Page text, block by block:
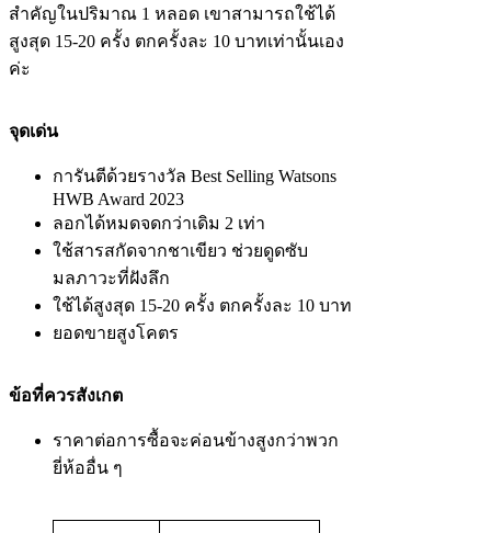
สำคัญในปริมาณ 1 หลอด เขาสามารถใช้ได้
สูงสุด 15-20 ครั้ง ตกครั้งละ 10 บาทเท่านั้นเอง
ค่ะ
จุดเด่น
การันตีด้วยรางวัล Best Selling Watsons
HWB Award 2023
ลอกได้หมดจดกว่าเดิม 2 เท่า
ใช้สารสกัดจากชาเขียว ช่วยดูดซับ
มลภาวะที่ฝังลึก
ใช้ได้สูงสุด 15-20 ครั้ง ตกครั้งละ 10 บาท
ยอดขายสูงโคตร
ข้อที่ควรสังเกต
ราคาต่อการซื้อจะค่อนข้างสูงกว่าพวก
ยี่ห้ออื่น ๆ